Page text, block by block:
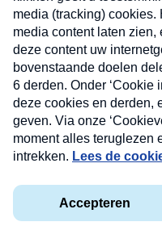
Privacyverklaring
Kwetsbaarheid melden
Nieuwsbrief
Neem hier een gratis
nieuwsbrief. Elke